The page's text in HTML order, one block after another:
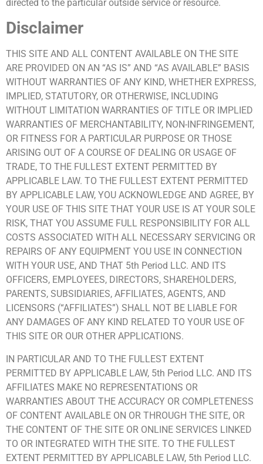
directed to the particular outside service or resource.
Disclaimer
THIS SITE AND ALL CONTENT AVAILABLE ON THE SITE
ARE PROVIDED ON AN “AS IS” AND “AS AVAILABLE” BASIS
WITHOUT WARRANTIES OF ANY KIND, WHETHER EXPRESS,
IMPLIED, STATUTORY, OR OTHERWISE, INCLUDING
WITHOUT LIMITATION WARRANTIES OF TITLE OR IMPLIED
WARRANTIES OF MERCHANTABILITY, NON-INFRINGEMENT,
OR FITNESS FOR A PARTICULAR PURPOSE OR THOSE
ARISING OUT OF A COURSE OF DEALING OR USAGE OF
TRADE, TO THE FULLEST EXTENT PERMITTED BY
APPLICABLE LAW. TO THE FULLEST EXTENT PERMITTED
BY APPLICABLE LAW, YOU ACKNOWLEDGE AND AGREE, BY
YOUR USE OF THIS SITE THAT YOUR USE IS AT YOUR SOLE
RISK, THAT YOU ASSUME FULL RESPONSIBILITY FOR ALL
COSTS ASSOCIATED WITH ALL NECESSARY SERVICING OR
REPAIRS OF ANY EQUIPMENT YOU USE IN CONNECTION
WITH YOUR USE, AND THAT 5th Period LLC. AND ITS
OFFICERS, EMPLOYEES, DIRECTORS, SHAREHOLDERS,
PARENTS, SUBSIDIARIES, AFFILIATES, AGENTS, AND
LICENSORS (“AFFILIATES”) SHALL NOT BE LIABLE FOR
ANY DAMAGES OF ANY KIND RELATED TO YOUR USE OF
THIS SITE OR OUR OTHER APPLICATIONS.
IN PARTICULAR AND TO THE FULLEST EXTENT
PERMITTED BY APPLICABLE LAW, 5th Period LLC. AND ITS
AFFILIATES MAKE NO REPRESENTATIONS OR
WARRANTIES ABOUT THE ACCURACY OR COMPLETENESS
OF CONTENT AVAILABLE ON OR THROUGH THE SITE, OR
THE CONTENT OF THE SITE OR ONLINE SERVICES LINKED
TO OR INTEGRATED WITH THE SITE. TO THE FULLEST
EXTENT PERMITTED BY APPLICABLE LAW, 5th Period LLC.